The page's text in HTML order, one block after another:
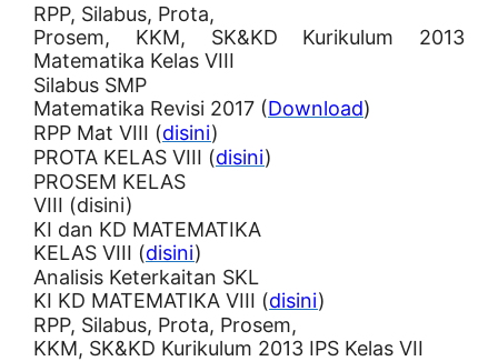
RPP, Silabus, Prota,
Prosem, KKM, SK&KD Kurikulum 2013
Matematika Kelas VIII
Silabus SMP
Matematika Revisi 2017 (Download)
RPP Mat VIII (disini)
PROTA KELAS VIII (disini)
PROSEM KELAS
VIII (disini)
KI dan KD MATEMATIKA
KELAS VIII (disini)
Analisis Keterkaitan SKL
KI KD MATEMATIKA VIII (disini)
RPP, Silabus, Prota, Prosem,
KKM, SK&KD Kurikulum 2013 IPS Kelas VII